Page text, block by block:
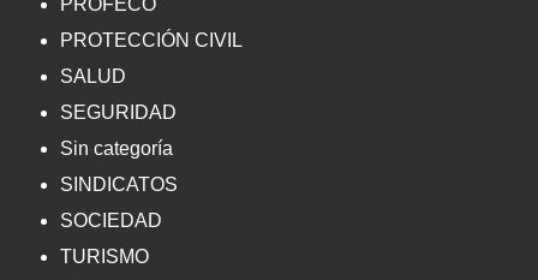
PROTECCIÓN CIVIL
SALUD
SEGURIDAD
Sin categoría
SINDICATOS
SOCIEDAD
TURISMO